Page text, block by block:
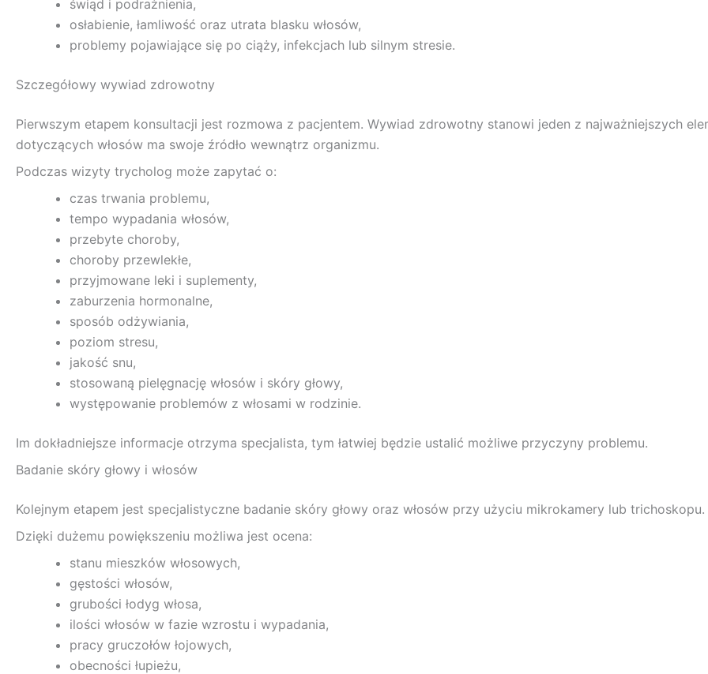
świąd i podrażnienia,
osłabienie, łamliwość oraz utrata blasku włosów,
problemy pojawiające się po ciąży, infekcjach lub silnym stresie.
Szczegółowy wywiad zdrowotny
Pierwszym etapem konsultacji jest rozmowa z pacjentem. Wywiad zdrowotny stanowi jeden z najważniejszych
dotyczących włosów ma swoje źródło wewnątrz organizmu.
Podczas wizyty trycholog może zapytać o:
czas trwania problemu,
tempo wypadania włosów,
przebyte choroby,
choroby przewlekłe,
przyjmowane leki i suplementy,
zaburzenia hormonalne,
sposób odżywiania,
poziom stresu,
jakość snu,
stosowaną pielęgnację włosów i skóry głowy,
występowanie problemów z włosami w rodzinie.
Im dokładniejsze informacje otrzyma specjalista, tym łatwiej będzie ustalić możliwe przyczyny problemu.
Badanie skóry głowy i włosów
Kolejnym etapem jest specjalistyczne badanie skóry głowy oraz włosów przy użyciu mikrokamery lub
Dzięki dużemu powiększeniu możliwa jest ocena:
stanu mieszków włosowych,
gęstości włosów,
grubości łodyg włosa,
ilości włosów w fazie wzrostu i wypadania,
pracy gruczołów łojowych,
obecności łupieżu,